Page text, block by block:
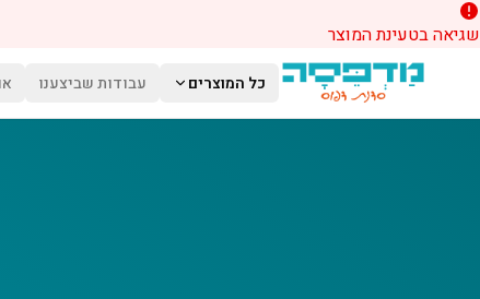
שגיאה בטעינת המוצר
דלג לתוכן הראשי
כל המוצרים עבודות שביצענו